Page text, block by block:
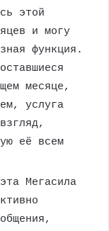
этой
и могу
функция.
месяце,
услуга
её всем
Мегасила